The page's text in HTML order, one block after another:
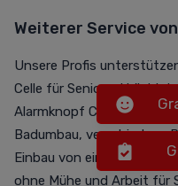
Weiterer Service
Unsere Profis
Celle für Senioren! Wir
Alarmknopf Celle
Badumbau, verschiedene
Einbau von einem
ohne Mühe und Arbeit für